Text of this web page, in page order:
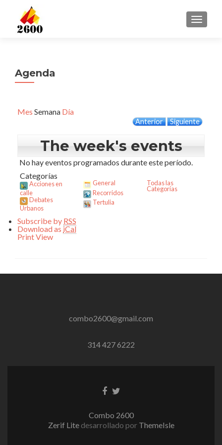
Agenda
Mes Semana Día
Anterior Siguiente
The week's events
No hay eventos programados durante este período.
Categorías
Acciones en
calle
Debates
Urbanos
General
Recorridos
Tertulia
Todas las
Categorías
Subscribe by RSS
Download as iCal
PrintView
combo2600@gmail.com
314 427 6222
EnlaceEnlace
Combo 2600
Zerif Lite desarrollado por ThemeIsle